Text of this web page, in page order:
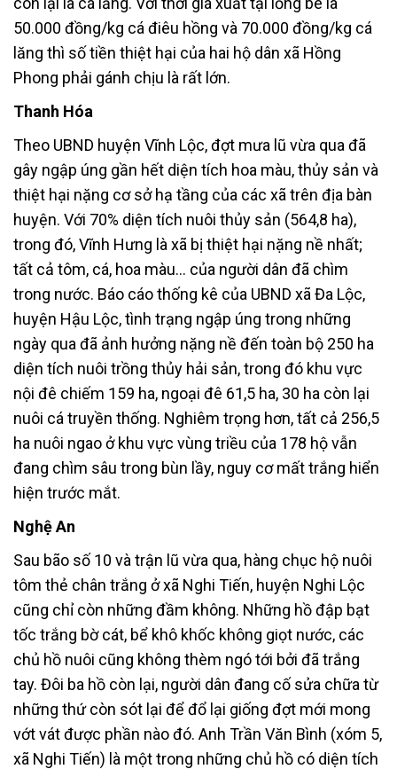
50.000 đồng/kg cá điêu hồng và 70.000 đồng/kg cá
lăng thì số tiền thiệt hại của hai hộ dân xã Hồng
Phong phải gánh chịu là rất lớn.
Thanh Hóa
Theo UBND huyện Vĩnh Lộc, đợt mưa lũ vừa qua đã
gây ngập úng gần hết diện tích hoa màu, thủy sản và
thiệt hại nặng cơ sở hạ tầng của các xã trên địa bàn
huyện. Với 70% diện tích nuôi thủy sản (564,8 ha),
trong đó, Vĩnh Hưng là xã bị thiệt hại nặng nề nhất;
tất cả tôm, cá, hoa màu… của người dân đã chìm
trong nước. Báo cáo thống kê của UBND xã Đa Lộc,
huyện Hậu Lộc, tình trạng ngập úng trong những
ngày qua đã ảnh hưởng nặng nề đến toàn bộ 250 ha
diện tích nuôi trồng thủy hải sản, trong đó khu vực
nội đê chiếm 159 ha, ngoại đê 61,5 ha, 30 ha còn lại
nuôi cá truyền thống. Nghiêm trọng hơn, tất cả 256,5
ha nuôi ngao ở khu vực vùng triều của 178 hộ vẫn
đang chìm sâu trong bùn lầy, nguy cơ mất trắng hiển
hiện trước mắt.
Nghệ An
Sau bão số 10 và trận lũ vừa qua, hàng chục hộ nuôi
tôm thẻ chân trắng ở xã Nghi Tiến, huyện Nghi Lộc
cũng chỉ còn những đầm không. Những hồ đập bạt
tốc trắng bờ cát, bể khô khốc không giọt nước, các
chủ hồ nuôi cũng không thèm ngó tới bởi đã trắng
tay. Đôi ba hồ còn lại, người dân đang cố sửa chữa từ
những thứ còn sót lại để đổ lại giống đợt mới mong
vớt vát được phần nào đó. Anh Trần Văn Bình (xóm 5,
xã Nghi Tiến) là một trong những chủ hồ có diện tích